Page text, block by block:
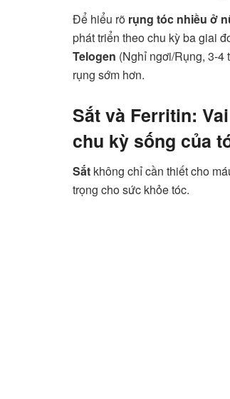
Để hiểu rõ rụng tóc nhiều ở
phát triển theo chu kỳ ba giai
Telogen (Nghỉ ngơi/Rụng, 3-4
rụng sớm hơn.
Sắt và Ferritin:
chu kỳ sống của
Sắt không chỉ cần thiết cho
trọng cho sức khỏe tóc.